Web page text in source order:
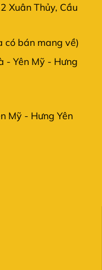
Xuân Thủy, Cầu
có bán mang về)
- Yên Mỹ - Hưng
Mỹ - Hưng Yên